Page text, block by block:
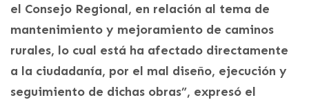
el Consejo Regional, en relación al tema de
mantenimiento y mejoramiento de caminos
rurales, lo cual está ha afectado directamente
a la ciudadanía, por el mal diseño, ejecución y
seguimiento de dichas obras”, expresó el